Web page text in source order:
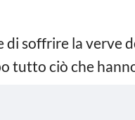
soffrire la verve
tutto ciò che